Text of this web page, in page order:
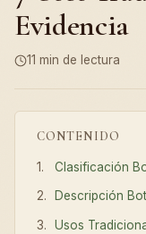
Evidencia
11 min de lectura
CONTENIDO
Clasificación
Descripción
Usos